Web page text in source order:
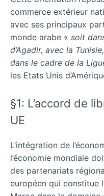
commerce extérieur
avec ses principaux
monde arabe « soit
d’Agadir, avec la
dans le cadre de la
les Etats Unis
§1: L’accord de
UE
L’intégration de
l’économie mondiale
des partenariats
européen qui constitue